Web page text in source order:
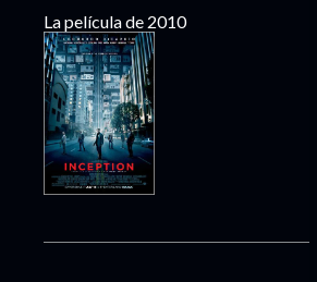
La película de 2010